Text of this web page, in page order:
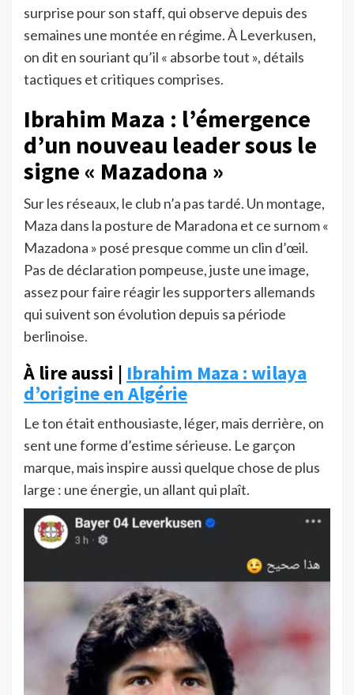
surprise pour son staff, qui observe depuis des
semaines une montée en régime. À Leverkusen,
on dit en souriant qu’il « absorbe tout », détails
tactiques et critiques comprises.
Ibrahim Maza : l’émergence
d’un nouveau leader sous le
signe « Mazadona »
Sur les réseaux, le club n’a pas tardé. Un montage,
Maza dans la posture de Maradona et ce surnom «
Mazadona » posé presque comme un clin d’œil.
Pas de déclaration pompeuse, juste une image,
assez pour faire réagir les supporters allemands
qui suivent son évolution depuis sa période
berlinoise.
À lire aussi | Ibrahim Maza : wilaya
d’origine en Algérie
Le ton était enthousiaste, léger, mais derrière, on
sent une forme d’estime sérieuse. Le garçon
marque, mais inspire aussi quelque chose de plus
large : une énergie, un allant qui plaît.